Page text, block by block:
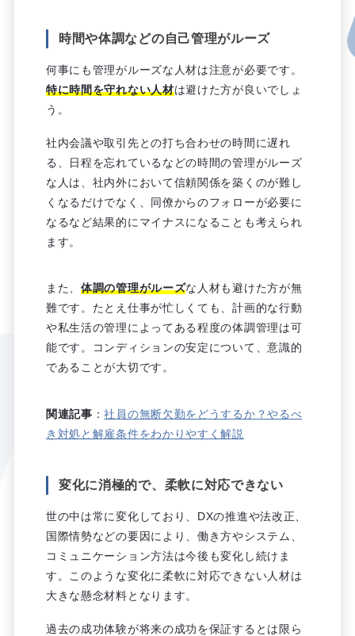
時間や体調などの自己管理がルーズ
何事にも管理がルーズな人材は注意が必要です。
特に時間を守れない人材は避けた方が良いでしょ
う。
社内会議や取引先との打ち合わせの時間に遅れ
る、日程を忘れているなどの時間の管理がルーズ
な人は、社内外において信頼関係を築くのが難し
くなるだけでなく、同僚からのフォローが必要に
なるなど結果的にマイナスになることも考えられ
ます。
また、体調の管理がルーズな人材も避けた方が無
難です。たとえ仕事が忙しくても、計画的な行動
や私生活の管理によってある程度の体調管理は可
能です。コンディションの安定について、意識的
であることが大切です。
関連記事 ：社員の無断欠勤をどうするか？やるべ
き対処と解雇条件をわかりやすく解説
変化に消極的で、柔軟に対応できない
世の中は常に変化しており、DXの推進や法改正、
国際情勢などの要因により、働き方やシステム、
コミュニケーション方法は今後も変化し続けま
す。このような変化に柔軟に対応できない人材は
大きな懸念材料となります。
過去の成功体験が将来の成功を保証するとは限ら